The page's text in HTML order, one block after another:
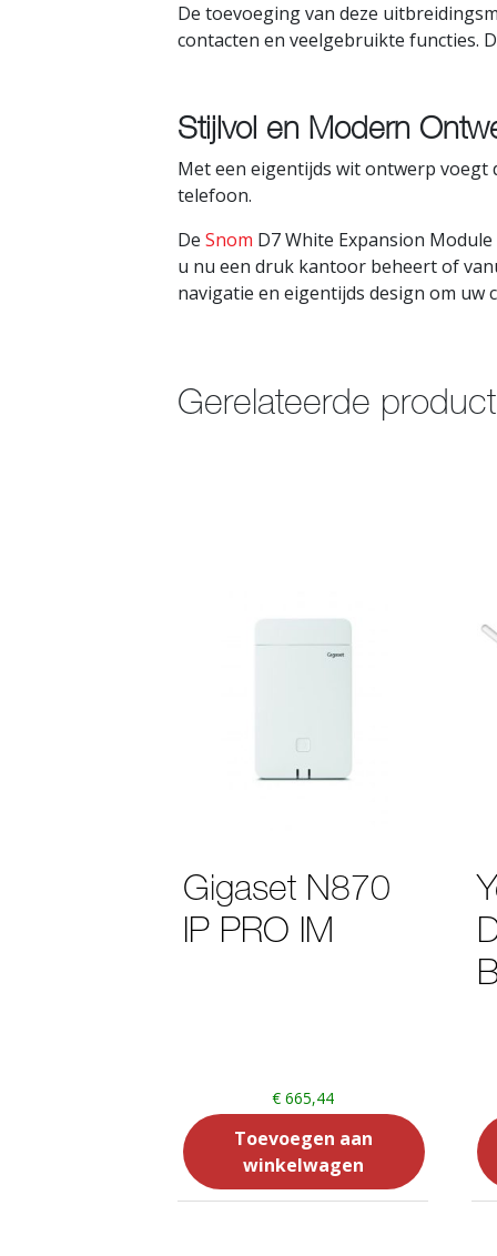
De toevoeging van deze
contacten en veelgebruikte functies.
Stijlvol en Modern
Met een eigentijds wit ontwerp
telefoon.
De Snom D7 White Expansion
u nu een druk kantoor beheert of
navigatie en eigentijds design om
Gerelateerde
Gigaset N870
IP PRO IM
€665,44
Toevoegen aan
winkelwagen